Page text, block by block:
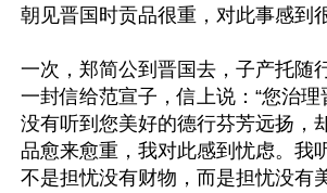
朝见晋国时贡品很重，对此事感到
一次，郑简公到晋国去，子产托随
一封信给范宣子，信上说：“您治
没有听到您美好的德行芬芳远扬，
品愈来愈重，我对此感到忧虑。我
不是担忧没有财物，而是担忧没有